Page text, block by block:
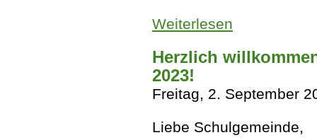
Weiterlesen
Herzlich
2023!
Freitag, 2. September
Liebe Schulgemeinde,